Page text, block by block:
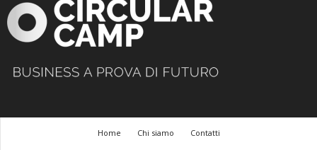
Home Chi siamo
Contatti